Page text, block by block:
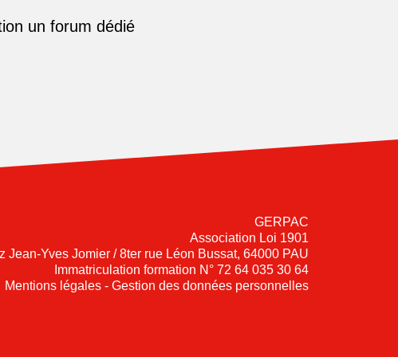
un forum dédié
GERPAC
Association Loi 1901
Jean-Yves Jomier / 8ter rue Léon Bussat, 64000 PAU
Immatriculation formation N° 72 64 035 30 64
Mentions légales - Gestion des données personnelles